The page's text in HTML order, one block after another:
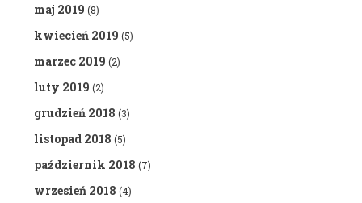
maj 2019 (8)
kwiecień 2019 (5)
marzec 2019 (2)
luty 2019 (2)
grudzień 2018 (3)
listopad 2018 (5)
październik 2018 (7)
wrzesień 2018 (4)